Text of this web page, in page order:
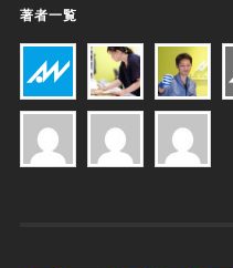
著者一覧